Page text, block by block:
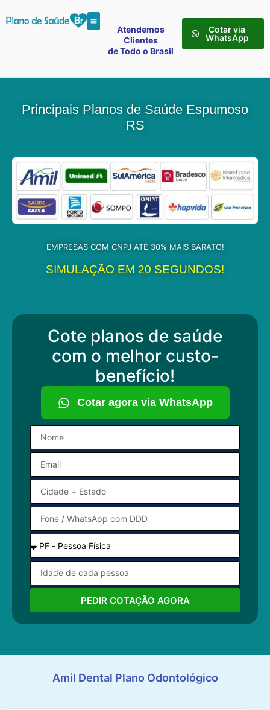
Atendemos
Clientes
de Todo o Brasil
Cotar via
WhatsApp
Principais Planos de Saúde Espumoso
RS
EMPRESAS COM CNPJ ATÉ 30% MAIS BARATO!
SIMULAÇÃO EM 20 SEGUNDOS!
Cote planos de saúde
com o melhor custo-
benefício!
Cotar agora via WhatsApp
PEDIR COTAÇÃO AGORA
Amil Dental Plano Odontológico